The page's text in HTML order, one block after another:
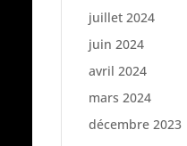
juillet 2024
juin 2024
avril 2024
mars 2024
décembre 2023